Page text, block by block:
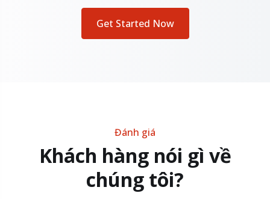
Get Started Now
Đánh giá
Khách hàng nói gì về
chúng tôi?